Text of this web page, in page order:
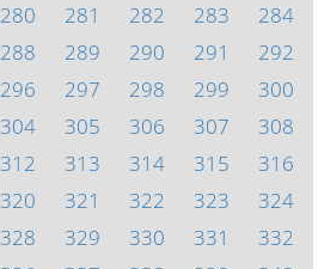
280 281 282 283
284
288 289 290 291
292
296 297 298 299
300
304 305 306 307
308
312 313 314 315
316
320 321 322 323
324
328 329 330 331
332